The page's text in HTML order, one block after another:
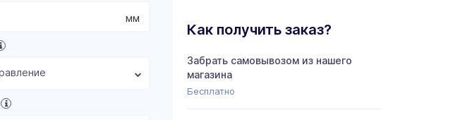
мм
Как получить заказ?
Забрать самовывозом из нашего
магазина
Бесплатно